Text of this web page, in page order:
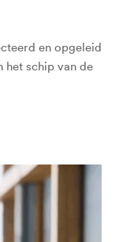
en opgeleid
het schip van de